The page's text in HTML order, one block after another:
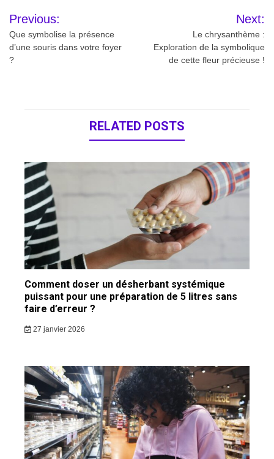
Navigation
de
l’article
Previous:
Que symbolise la présence
d’une souris dans votre foyer
?
Next:
Le chrysanthème :
Exploration de la symbolique
de cette fleur précieuse !
RELATED POSTS
Comment doser un désherbant systémique
puissant pour une préparation de 5 litres sans
faire d’erreur ?
27 janvier 2026